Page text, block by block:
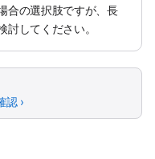
合の選択肢ですが、長
してください。
認 ›